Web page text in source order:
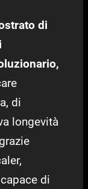
di
di
longevità
di